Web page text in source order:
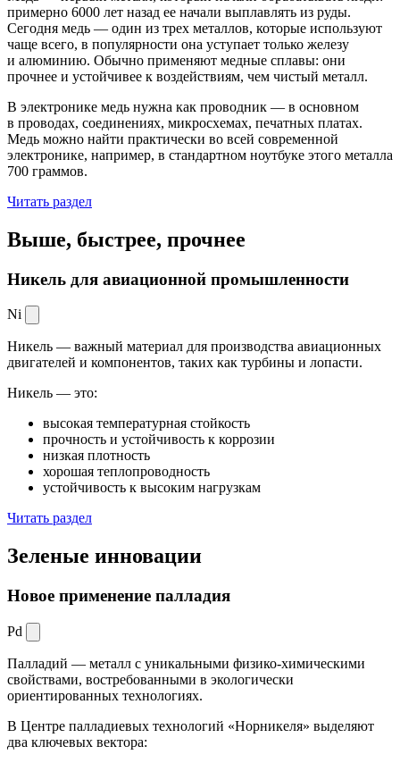
примерно 6000 лет назад ее начали выплавлять из руды.
Сегодня медь — один из трех металлов, которые используют
чаще всего, в популярности она уступает только железу
и алюминию. Обычно применяют медные сплавы: они
прочнее и устойчивее к воздействиям, чем чистый металл.
В электронике медь нужна как проводник — в основном
в проводах, соединениях, микросхемах, печатных платах.
Медь можно найти практически во всей современной
электронике, например, в стандартном ноутбуке этого металла
700 граммов.
Читать раздел
Выше, быстрее, прочнее
Никель для авиационной промышленности
Ni
Никель — важный материал для производства авиационных
двигателей и компонентов, таких как турбины и лопасти.
Никель — это:
высокая температурная стойкость
прочность и устойчивость к коррозии
низкая плотность
хорошая теплопроводность
устойчивость к высоким нагрузкам
Читать раздел
Зеленые инновации
Новое применение палладия
Pd
Палладий — металл с уникальными физико-химическими
свойствами, востребованными в экологически
ориентированных технологиях.
В Центре палладиевых технологий «Норникеля» выделяют
два ключевых вектора: